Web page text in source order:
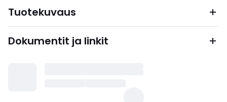
Tuotekuvaus
Dokumentit ja linkit